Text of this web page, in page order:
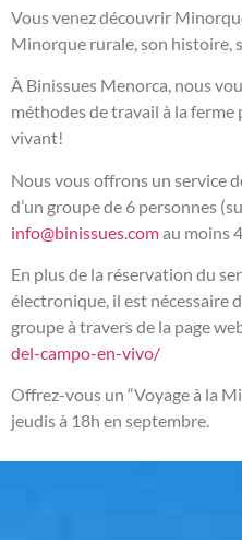
Vous venez découvrir
Minorque rurale, son histoire,
À Binissues Menorca, nous
méthodes de travail à la ferme
vivant!
Nous vous offrons un service
d’un groupe de 6 personnes
info@binissues.comau moins
En plus de la réservation du
électronique, il est nécessaire
groupe à travers de la page
del-campo-en-vivo/
Offrez-vous un “Voyage à la
jeudis à 18h en septembre.